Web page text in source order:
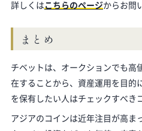
詳しくは こちらのページからお問
まとめ
チベットは、オークションでも高
在することから、資産運用を目的
を保有したい人はチェックすべき
アジアのコインは近年注目が高ま